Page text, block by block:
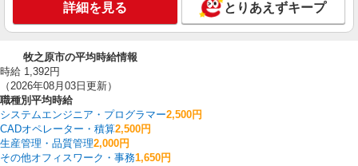
詳細を見る とりあえずキープ
牧之原市の平均時給情報
時給 1,392円
（2026年08月03日更新）
職種別平均時給
システムエンジニア・プログラマー2,500円
CADオペレーター・積算2,500円
生産管理・品質管理2,000円
その他オフィスワーク・事務1,650円